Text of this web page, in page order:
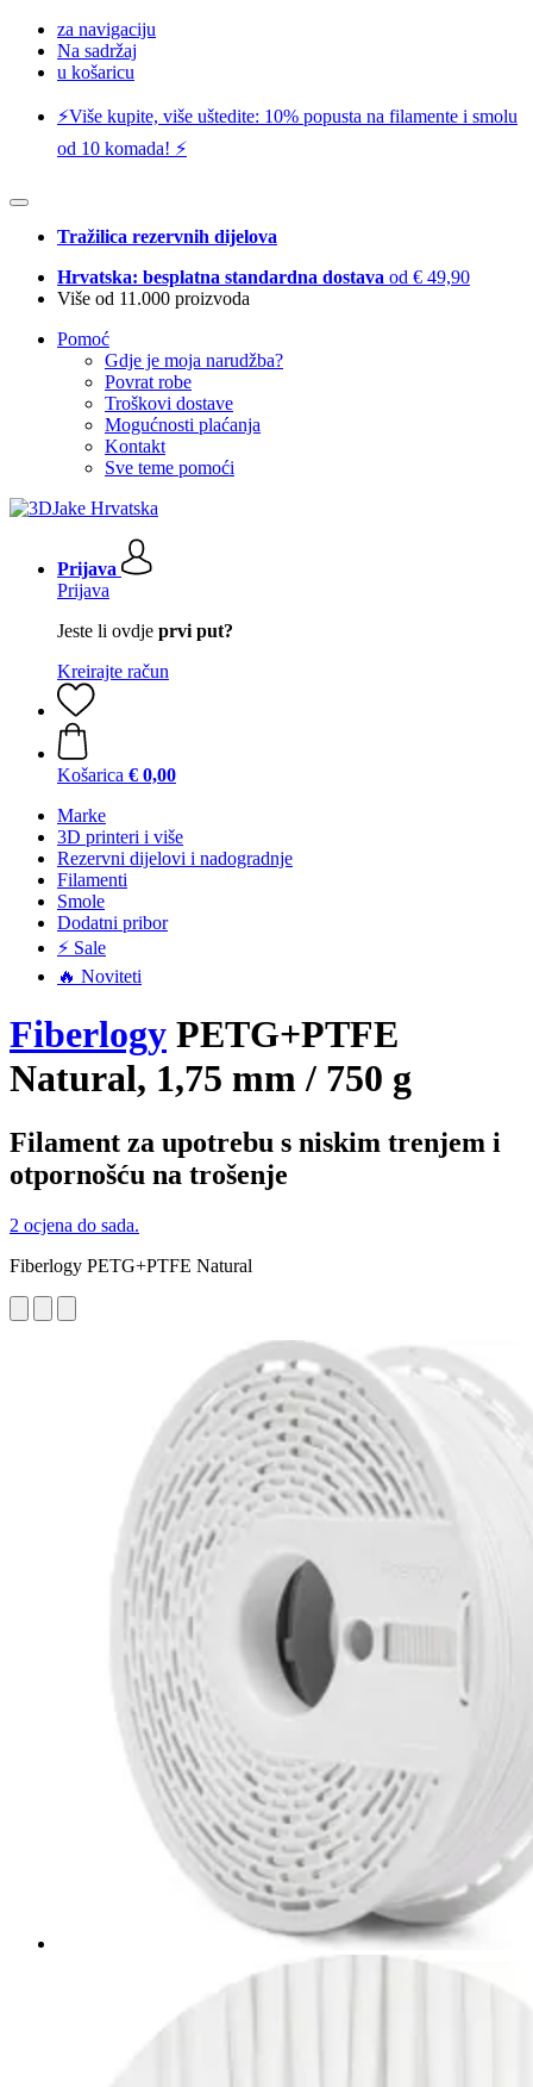
za navigaciju
Na sadržaj
u košaricu
⚡️Više kupite, više uštedite: 10% popusta na filamente i smolu
od 10 komada! ⚡️
Tražilica rezervnih dijelova
Hrvatska: besplatna standardna dostava od € 49,90
Više od 11.000 proizvoda
Pomoć
Gdje je moja narudžba?
Povrat robe
Troškovi dostave
Mogućnosti plaćanja
Kontakt
Sve teme pomoći
Prijava
Prijava
Jeste li ovdje prvi put?
Kreirajte račun
Košarica € 0,00
Marke
3D printeri i više
Rezervni dijelovi i nadogradnje
Filamenti
Smole
Dodatni pribor
⚡ Sale
🔥 Noviteti
Fiberlogy PETG+PTFE
Natural, 1,75 mm / 750 g
Filament za upotrebu s niskim trenjem i
otpornošću na trošenje
2 ocjena do sada.
Fiberlogy PETG+PTFE Natural